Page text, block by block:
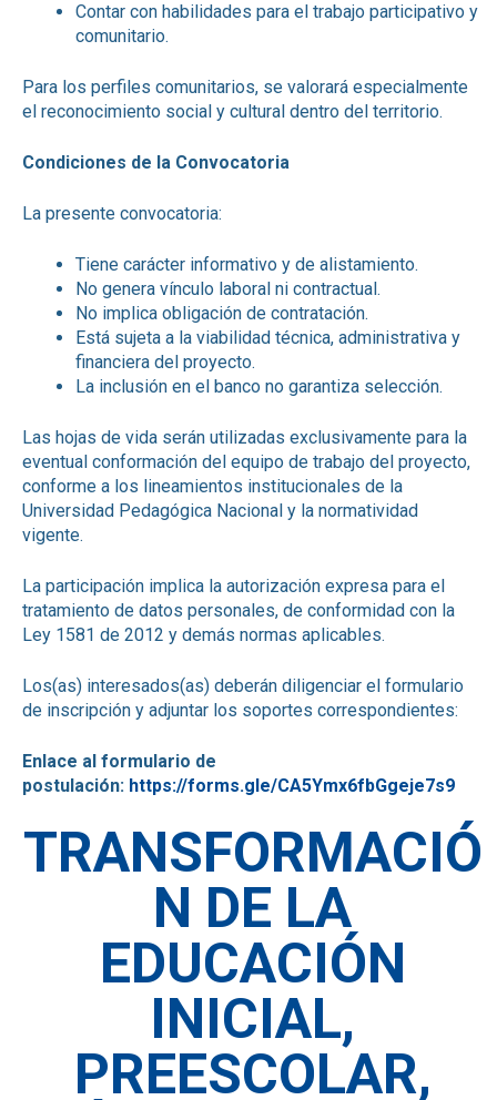
Contar con habilidades para el trabajo participativo y
comunitario.
Para los perfiles comunitarios, se valorará especialmente
el reconocimiento social y cultural dentro del territorio.
Condiciones de la Convocatoria
La presente convocatoria:
Tiene carácter informativo y de alistamiento.
No genera vínculo laboral ni contractual.
No implica obligación de contratación.
Está sujeta a la viabilidad técnica, administrativa y
financiera del proyecto.
La inclusión en el banco no garantiza selección.
Las hojas de vida serán utilizadas exclusivamente para la
eventual conformación del equipo de trabajo del proyecto,
conforme a los lineamientos institucionales de la
Universidad Pedagógica Nacional y la normatividad
vigente.
La participación implica la autorización expresa para el
tratamiento de datos personales, de conformidad con la
Ley 1581 de 2012 y demás normas aplicables.
Los(as) interesados(as) deberán diligenciar el formulario
de inscripción y adjuntar los soportes correspondientes:
Enlace al formulario de
postulación: https://forms.gle/CA5Ymx6fbGgeje7s9
TRANSFORMACIÓ
N DE LA
EDUCACIÓN
INICIAL,
PREESCOLAR,